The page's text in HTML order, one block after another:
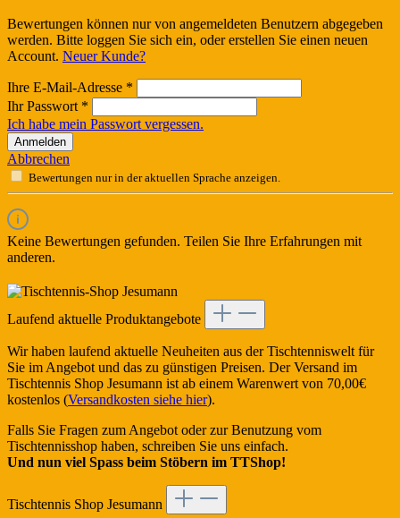
Bewertungen können nur von angemeldeten Benutzern abgegeben
werden. Bitte loggen Sie sich ein, oder erstellen Sie einen neuen
Account. Neuer Kunde?
Ihre E-Mail-Adresse *
Ihr Passwort *
Ich habe mein Passwort vergessen.
Anmelden
Abbrechen
Bewertungen nur in der aktuellen Sprache anzeigen.
Keine Bewertungen gefunden. Teilen Sie Ihre Erfahrungen mit
anderen.
Laufend aktuelle Produktangebote
Wir haben laufend aktuelle Neuheiten aus der Tischtenniswelt für
Sie im Angebot und das zu günstigen Preisen. Der Versand im
Tischtennis Shop Jesumann ist ab einem Warenwert von 70,00€
kostenlos (Versandkosten siehe hier).
Falls Sie Fragen zum Angebot oder zur Benutzung vom
Tischtennisshop haben, schreiben Sie uns einfach.
Und nun viel Spass beim Stöbern im TTShop!
Tischtennis Shop Jesumann